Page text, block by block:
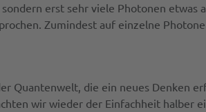
erst sehr viele Photonen
Zumindest auf einzelne
Quantenwelt, die ein neues Denken
wir wieder der Einfachheit halber